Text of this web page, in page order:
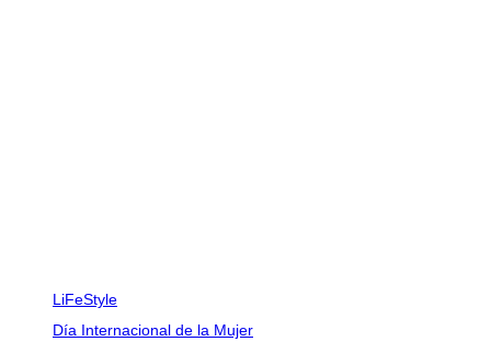
LiFeStyle
Día Internacional de la Mujer